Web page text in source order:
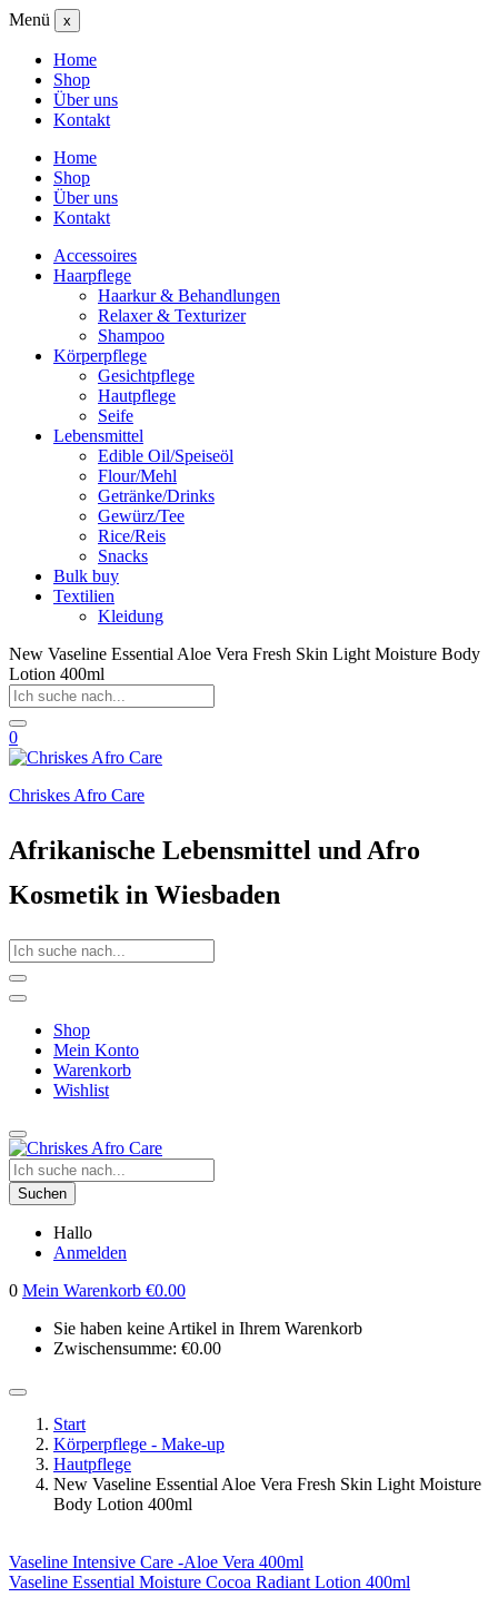
Menü x
Home
Shop
Über uns
Kontakt
Home
Shop
Über uns
Kontakt
Accessoires
Haarpflege
Haarkur & Behandlungen
Relaxer & Texturizer
Shampoo
Körperpflege
Gesichtpflege
Hautpflege
Seife
Lebensmittel
Edible Oil/Speiseöl
Flour/Mehl
Getränke/Drinks
Gewürz/Tee
Rice/Reis
Snacks
Bulk buy
Textilien
Kleidung
New Vaseline Essential Aloe Vera Fresh Skin Light Moisture Body
Lotion 400ml
0
Chriskes Afro Care
Afrikanische Lebensmittel und Afro
Kosmetik in Wiesbaden
Shop
Mein Konto
Warenkorb
Wishlist
Suchen
Hallo
Anmelden
0 Mein Warenkorb €0.00
Sie haben keine Artikel in Ihrem Warenkorb
Zwischensumme: €0.00
Start
Körperpflege - Make-up
Hautpflege
New Vaseline Essential Aloe Vera Fresh Skin Light Moisture
Body Lotion 400ml
Vaseline Intensive Care -Aloe Vera 400ml
Vaseline Essential Moisture Cocoa Radiant Lotion 400ml